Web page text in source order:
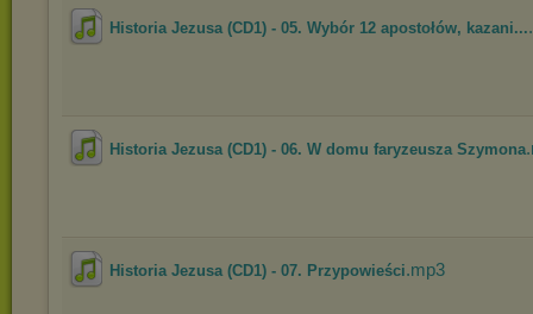
Historia Jezusa (CD1) - 05. Wybór 12 apostołów, kazani...
Historia Jezusa (CD1) - 06. W domu faryzeusza Szymona
Historia Jezusa (CD1) - 07. Przypowieści.mp3